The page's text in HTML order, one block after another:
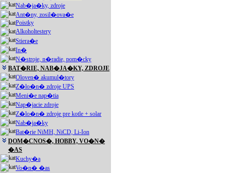
Nab�ja�ky, zdroje
Ant�ny, zosil�ova�e
Poistky
Alkoholtestery
Stiera�e
In�
N�stroje, n�radie, pom�cky
BAT�RIE, NAB�JA�KY, ZDROJE
Oloven� akumul�tory
Z�lo�n� zdroje UPS
Meni�e nap�tia
Nap�jacie zdroje
Z�lo�n� zdroje pre kotle + solar
Nab�ja�ky
Bat�rie NiMH, NiCD, Li-Ion
DOM�CNOS�, HOBBY, VO�N�
�AS
Kuchy�a
Vo�n� �as